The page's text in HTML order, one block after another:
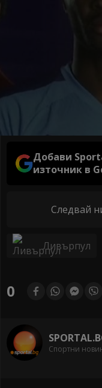
Добави
източник в
Следвай
Ливърпул
0
Спортни